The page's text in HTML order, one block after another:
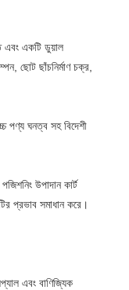
এবং একটি ডুয়াল
ছোট ছাঁচনির্মাণ চক্র,
পণ্য ঘনত্ব সহ বিদেশী
উপাদান কার্ট
প্রভাব সমাধান করে।
​​এবং বাণিজ্যিক